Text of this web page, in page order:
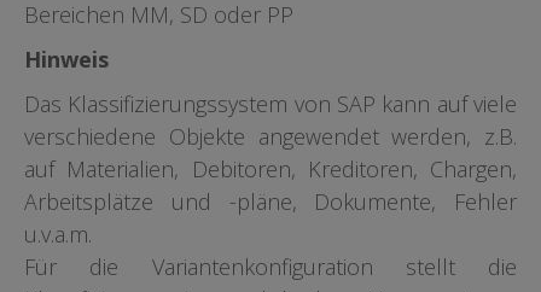
Bereichen MM, SD oder PP
Hinweis
Das Klassifizierungssystem von SAP kann auf viele
verschiedene Objekte angewendet werden, z.B.
auf Materialien, Debitoren, Kreditoren, Chargen,
Arbeitsplätze und -pläne, Dokumente, Fehler
u.v.a.m.
Für die Variantenkonfiguration stellt die